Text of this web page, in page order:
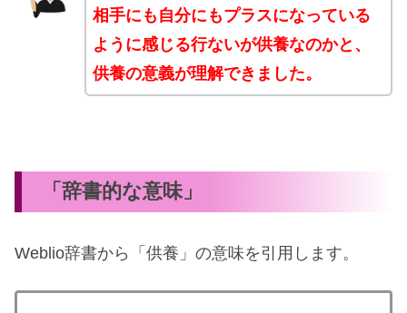
相手にも自分にもプラスになっている
ように感じる行ないが供養なのかと、
供養の意義が理解できました。
「辞書的な意味」
Weblio辞書から「供養」の意味を引用します。